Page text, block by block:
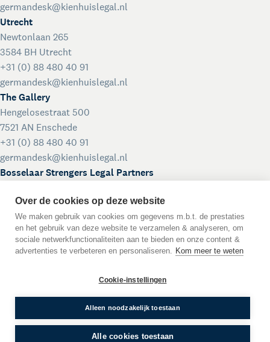
Sprache:DEENNL
Home
Über Kienhuis Legal
German Desk
germandesk@kienhuislegal.nl
Utrecht
Newtonlaan 265
3584 BH Utrecht
+31 (0) 88 480 40 91
germandesk@kienhuislegal.nl
The Gallery
Hengelosestraat 500
7521 AN Enschede
+31 (0) 88 480 40 91
germandesk@kienhuislegal.nl
Bosselaar Strengers Legal Partners
3584 BR Utrecht
+31 (0) 30 234 7 234
receptie.bosselaar@kienhuislegal.nl
Arbeiten bei Kienhuis
Over de cookies op deze website
We maken gebruik van cookies om gegevens m.b.t. de prestaties
en het gebruik van deze website te verzamelen & analyseren, om
sociale netwerkfunctionaliteiten aan te bieden en onze content &
advertenties te verbeteren en personaliseren. Kom meer te weten
Cookie-instellingen
Alleen noodzakelijk toestaan
Alle cookies toestaan